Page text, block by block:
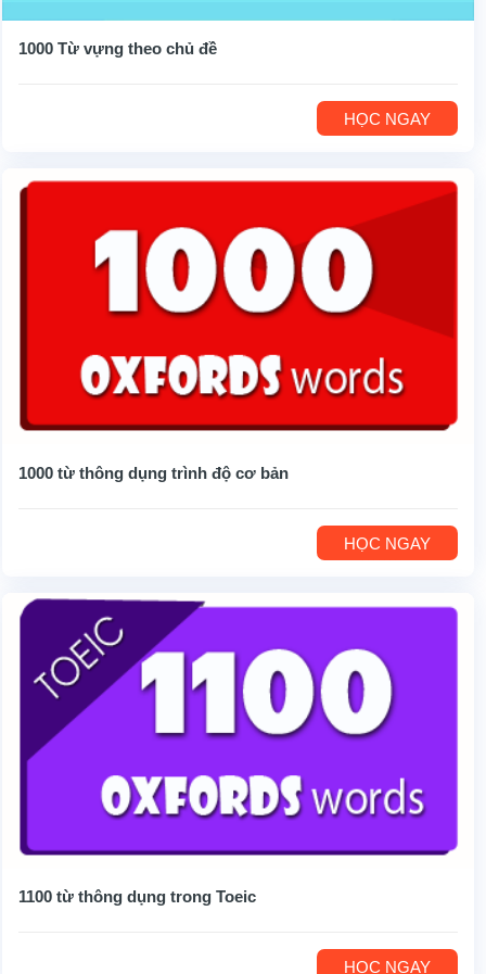
1000 Từ vựng theo chủ đề
HỌC NGAY
1000 từ thông dụng trình độ cơ bản
HỌC NGAY
1100 từ thông dụng trong Toeic
HỌC NGAY